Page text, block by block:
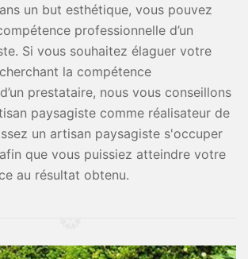
un but esthétique, vous pouvez
professionnelle d’un
Si vous souhaitez élaguer votre
la compétence
prestataire, nous vous conseillons
paysagiste comme réalisateur de
un artisan paysagiste s'occuper
que vous puissiez atteindre votre
au résultat obtenu.